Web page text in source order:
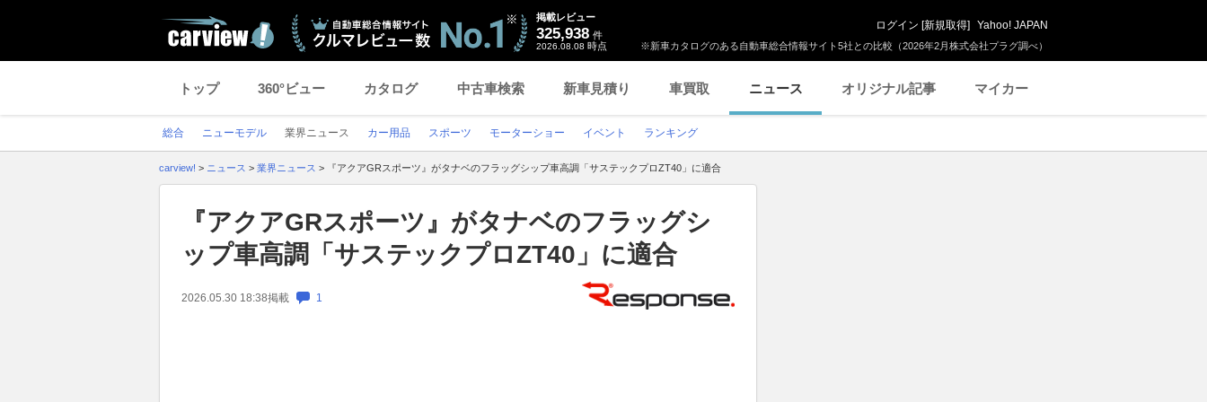
※新車カタログのある自動車総合情報サイト5社との比較（2026年2月株式会社プラグ調べ）
掲載レビュー
325,938 件
2026.08.08 時点
ログイン [新規取得] Yahoo! JAPAN
トップ 360°ビュー カタログ 中古車検索 新車見積り 車買取 ニュース オリジナル記事 マイカー
総合 ニューモデル 業界ニュース カー用品 スポーツ モーターショー イベント ランキング
carview! > ニュース > 業界ニュース > 『アクアGRスポーツ』がタナベのフラッグシップ車高調「サステックプロZT40」に適合
『アクアGRスポーツ』がタナベのフラッグシ
ップ車高調「サステックプロZT40」に適合
2026.05.30 18:38掲載 1